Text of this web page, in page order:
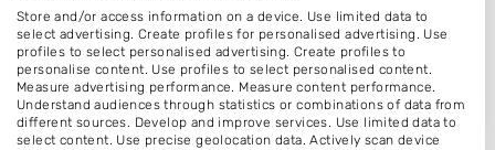
Hool 4
5674PA Nuenen
Op 15,56 km afstand
Store and/or access information on a device. Use limited data to
select advertising. Create profiles for personalised advertising. Use
profiles to select personalised advertising. Create profiles to
personalise content. Use profiles to select personalised content.
Measure advertising performance. Measure content performance.
Understand audiences through statistics or combinations of data from
different sources. Develop and improve services. Use limited data to
select content. Use precise geolocation data. Actively scan device